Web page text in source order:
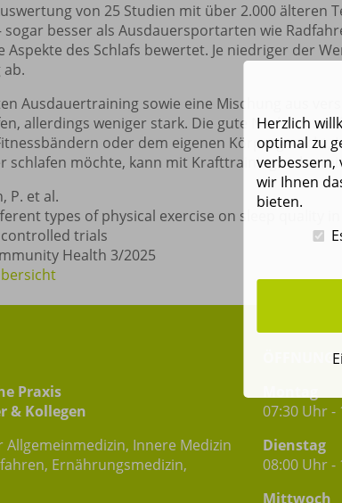
von 25 Studien mit über 2.000 älteren
sogar besser als Ausdauersportarten wie
Aspekte des Schlafs bewertet. Je niedriger der
Ausdauertraining sowie eine Mischung aus
allerdings weniger stark. Die gute Nachricht:
oder dem eigenen
schlafen möchte, kann mit Krafttraining viel
P. et al.
types of physical exercise on sleep quality
trials
Health 3/2025
Praxis
& Kollegen
Allgemeinmedizin, Innere Medizin
Ernährungsmedizin,
07:30 Uhr -
Dienstag
08:00 Uhr -
Mittwoch
Herzlich
optimal zu
verbessern,
wir Ihnen
bieten.